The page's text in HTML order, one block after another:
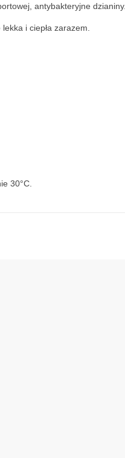
antybakteryjne dzianiny.
i ciepła zarazem.
30°C.